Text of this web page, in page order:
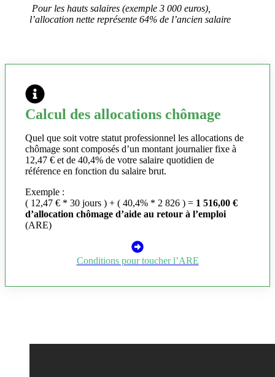
Pour les hauts salaires (exemple 3 000 euros),
l’allocation nette représente 64% de l’ancien salaire
Calcul des allocations chômage
Quel que soit votre statut professionnel les allocations de
chômage sont composés d’un montant journalier fixe à
12,47 € et de 40,4% de votre salaire quotidien de
référence en fonction du salaire brut.
Exemple :
( 12,47 € * 30 jours ) + ( 40,4% * 2 826 ) = 1 516,00 €
d’allocation chômage d’aide au retour à l’emploi
(ARE)
Conditions pour toucher l’ARE